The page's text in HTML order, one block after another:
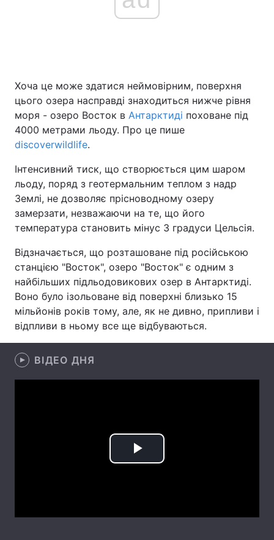
Економіка
Спорт Наука
Техно і зв'язок
Зброя Інциденти
Здоров'я Туризм
Цікавинки Погода
Екологія Регіони
Лонгріди
Відео з Youtube Статті
Хоча це може здатися неймовірним, поверхня
цього озера насправді знаходиться нижче рівня
моря - озеро Восток в Антарктиді поховане під
4000 метрами льоду. Про це пише
discoverwildlife.
Інтенсивний тиск, що створюється цим шаром
льоду, поряд з геотермальним теплом з надр
Землі, не дозволяє прісноводному озеру
замерзати, незважаючи на те, що його
температура становить мінус 3 градуси Цельсія.
Відзначається, що розташоване під російською
станцією "Восток", озеро "Восток" є одним з
найбільших підльодовикових озер в Антарктиді.
Воно було ізольоване від поверхні близько 15
мільйонів років тому, але, як не дивно, припливи і
відпливи в ньому все ще відбуваються.
ВІДЕО ДНЯ
Play